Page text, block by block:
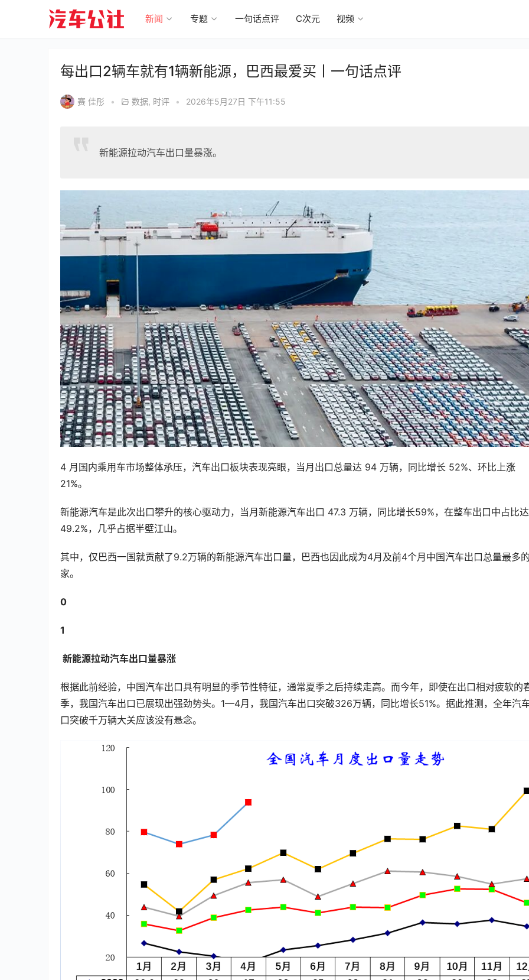
新闻 专题 一句话点评 C次元 视频
每出口2辆车就有1辆新能源，巴西最爱买丨一句话点评
赛 佳彤 • 数据, 时评 • 2026年5月27日 下午11:55
新能源拉动汽车出口量暴涨。
4 月国内乘用车市场整体承压，汽车出口板块表现亮眼，当月出口总量达 94 万辆，同比增长 52%、环比上涨
21%。
新能源汽车是此次出口攀升的核心驱动力，当月新能源汽车出口 47.3 万辆，同比增长59%，在整车出口中占比达
49.2%，几乎占据半壁江山。
其中，仅巴西一国就贡献了9.2万辆的新能源汽车出口量，巴西也因此成为4月及前4个月中国汽车出口总量最多
家。
0
1
新能源拉动汽车出口量暴涨
根据此前经验，中国汽车出口具有明显的季节性特征，通常夏季之后持续走高。而今年，即使在出口相对疲软的
季，我国汽车出口已展现出强劲势头。1—4月，我国汽车出口突破326万辆，同比增长51%。据此推测，全年汽
口突破千万辆大关应该没有悬念。